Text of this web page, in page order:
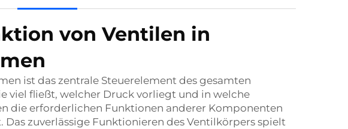
von Ventilen in
ist das zentrale Steuerelement des gesamten
viel fließt, welcher Druck vorliegt und in welche
die erforderlichen Funktionen anderer Komponenten
zuverlässige Funktionieren des Ventilkörpers spielt